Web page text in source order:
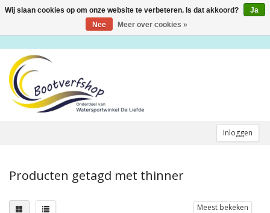
Inloggen
Toggle
Producten getagd met thinner
Meest bekeken
Wij slaan cookies op om onze website te verbeteren. Is dat akkoord?
Ja
Nee
Meer over cookies »